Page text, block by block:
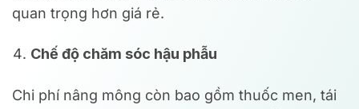
quan trọng hơn giá rẻ.
Chế độ chăm sóc hậu phẫu
Chi phí nâng mông còn bao gồm thuốc men, tái